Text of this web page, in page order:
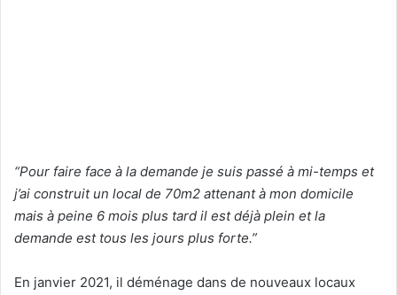
“Pour faire face à la demande je suis passé à mi-temps et
j’ai construit un local de 70m2 attenant à mon domicile
mais à peine 6 mois plus tard il est déjà plein et la
demande est tous les jours plus forte.”
En janvier 2021, il déménage dans de nouveaux locaux